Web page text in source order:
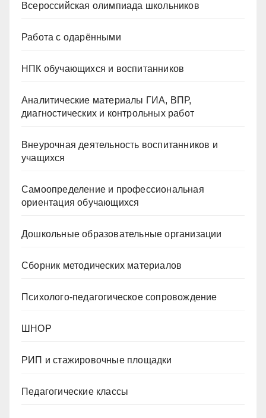
Всероссийская олимпиада школьников
Работа с одарёнными
НПК обучающихся и воспитанников
Аналитические материалы ГИА, ВПР,
диагностических и контрольных работ
Внеурочная деятельность воспитанников и
учащихся
Самоопределение и профессиональная
ориентация обучающихся
Дошкольные образовательные организации
Сборник методических материалов
Психолого-педагогическое сопровождение
ШНОР
РИП и стажировочные площадки
Педагогические классы